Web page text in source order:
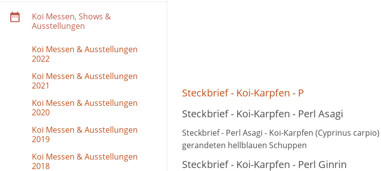
Koi Messen, Shows &
Ausstellungen
Koi Messen & Ausstellungen
2022
Koi Messen & Ausstellungen
2021
Koi Messen & Ausstellungen
2020
Koi Messen & Ausstellungen
2019
Koi Messen & Ausstellungen
2018
Steckbrief - Koi-Karpfen - P
Steckbrief - Koi-Karpfen - Perl Asagi
Steckbrief - Perl Asagi - Koi-Karpfen (Cyprinus
gerandeten hellblauen Schuppen
Steckbrief - Koi-Karpfen - Perl Ginrin